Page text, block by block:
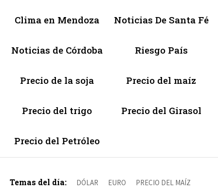
Clima en Mendoza Noticias De Santa Fé
Noticias de Córdoba Riesgo País
Precio de la soja Precio del maíz
Precio del trigo Precio del Girasol
Precio del Petróleo
Temas del día: DÓLAR EURO PRECIO DEL MAÍZ